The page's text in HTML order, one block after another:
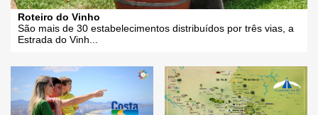
Roteiro do Vinho
São mais de 30 estabelecimentos distribuídos por três vias, a
Estrada do Vinh...